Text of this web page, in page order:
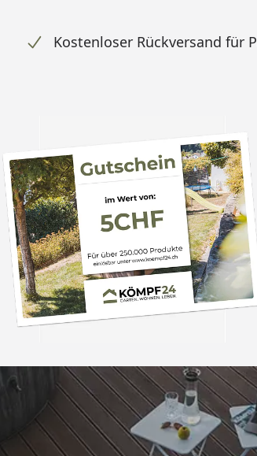
Kostenloser Rückversand für
Trusted Shops